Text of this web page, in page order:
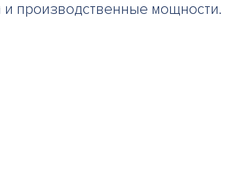
производственные мощности.